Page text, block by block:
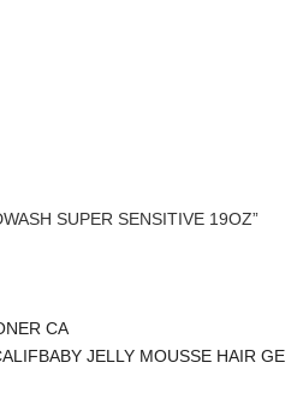
SUPER SENSITIVE 19OZ”
CA
JELLY MOUSSE HAIR GE